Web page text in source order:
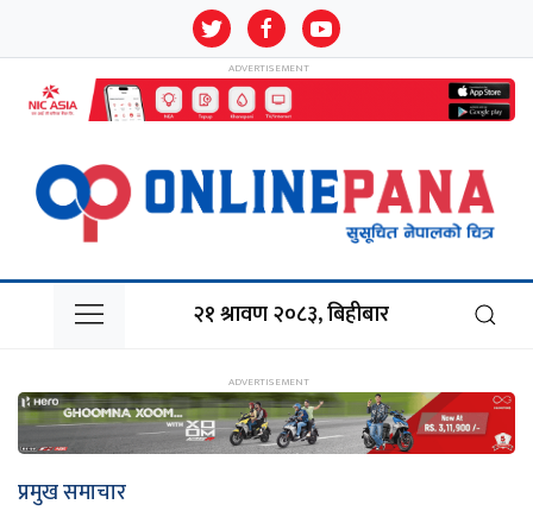
२१ श्रावण २०८३, बिहीबार
प्रमुख समाचार